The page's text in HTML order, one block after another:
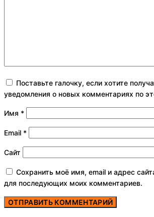
Поставьте галочку, если хотите
уведомления о новых комментариях по
Имя *
Email *
Сайт
Сохранить моё имя, email и адрес
для последующих моих комментариев.